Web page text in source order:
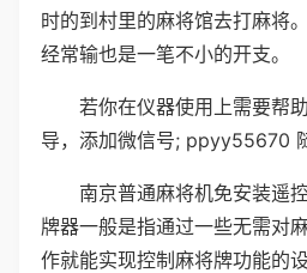
时的到村里的麻将馆去打麻将
经常输也是一笔不小的开支。
若你在仪器使用上需要帮
导，添加微信号; ppyy55670
南京普通麻将机免安装遥
牌器一般是指通过一些无需对
作就能实现控制麻将牌功能的设